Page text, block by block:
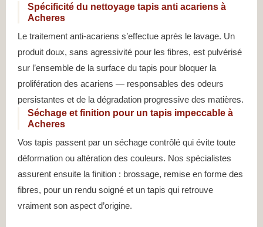
Spécificité du nettoyage tapis anti acariens à
Acheres
Le traitement anti-acariens s’effectue après le lavage. Un
produit doux, sans agressivité pour les fibres, est pulvérisé
sur l’ensemble de la surface du tapis pour bloquer la
prolifération des acariens — responsables des odeurs
persistantes et de la dégradation progressive des matières.
Séchage et finition pour un tapis impeccable à
Acheres
Vos tapis passent par un séchage contrôlé qui évite toute
déformation ou altération des couleurs. Nos spécialistes
assurent ensuite la finition : brossage, remise en forme des
fibres, pour un rendu soigné et un tapis qui retrouve
vraiment son aspect d’origine.